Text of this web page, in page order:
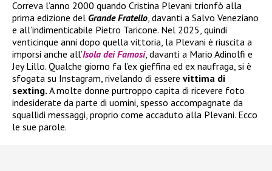
Correva l’anno 2000 quando Cristina Plevani trionfò alla
prima edizione del Grande Fratello , davanti a Salvo Veneziano
e all’indimenticabile Pietro Taricone. Nel 2025, quindi
venticinque anni dopo quella vittoria, la Plevani è riuscita a
imporsi anche all’Isola dei Famosi, davanti a Mario Adinolfi e
Jey Lillo. Qualche giorno fa l’ex gieffina ed ex naufraga, si è
sfogata su Instagram, rivelando di essere vittima di
sexting. A molte donne purtroppo capita di ricevere foto
indesiderate da parte di uomini, spesso accompagnate da
squallidi messaggi, proprio come accaduto alla Plevani. Ecco
le sue parole.